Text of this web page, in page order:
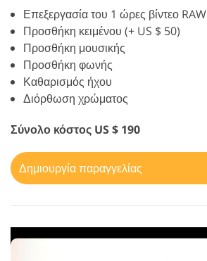
Επεξεργασία του 1 ώρες βίντεο RAW
Προσθήκη κειμένου (+ US $ 50)
Προσθήκη μουσικής
Προσθήκη φωνής
Καθαρισμός ήχου
Διόρθωση χρώματος
Σύνολο κόστος US $ 190
Δημιουργία παραγγελίας